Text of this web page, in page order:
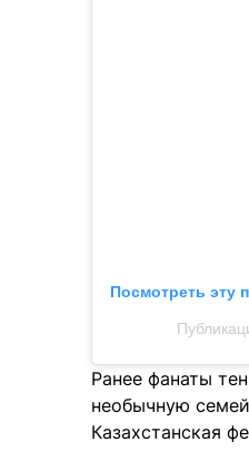
Посмотреть эту
Ранее фанаты
необычную
Казахстанская